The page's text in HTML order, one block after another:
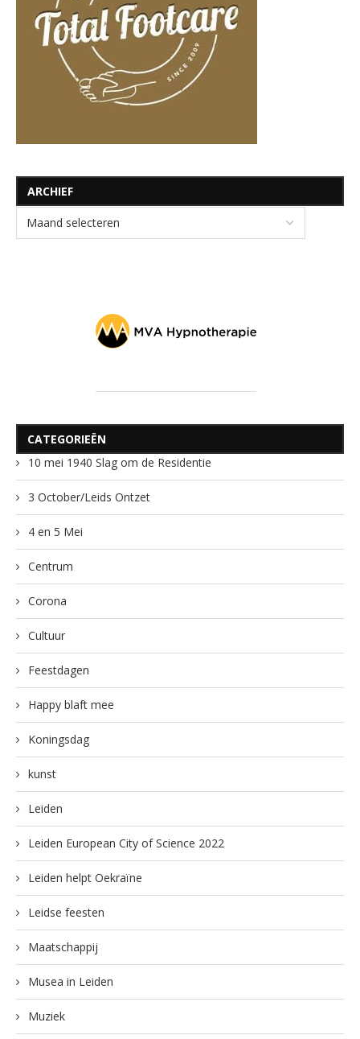
ARCHIEF
CATEGORIEËN
10 mei 1940 Slag om de Residentie
3 October/Leids Ontzet
4 en 5 Mei
Centrum
Corona
Cultuur
Feestdagen
Happy blaft mee
Koningsdag
kunst
Leiden
Leiden European City of Science 2022
Leiden helpt Oekraïne
Leidse feesten
Maatschappij
Musea in Leiden
Muziek